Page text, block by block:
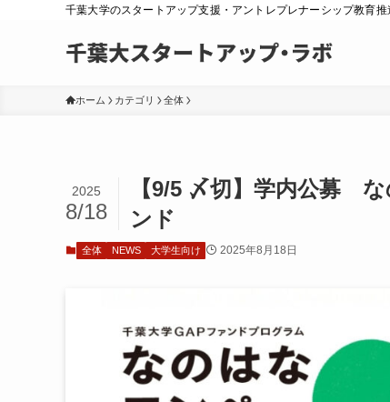
千葉大学のスタートアップ支援・アントレプレナーシップ教育推
ホーム カテゴリ 全体
【9/5 〆切】学内公募
ンド
2025
8/18
全体 NEWS 大学生向け 2025年8月18日